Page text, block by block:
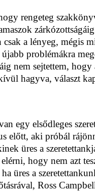
rengeteg
a lényeg, mégis
problémákra
nem sejtettem, hogy
hagyva, választ
egy elsődleges
előtt, aki próbál
üres a
hogy nem azt
üres a
Ross